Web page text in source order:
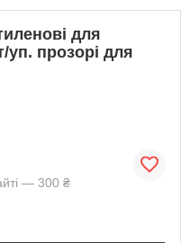
для
уп. прозорі для
— 300 ₴